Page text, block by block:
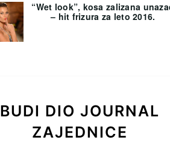
“Wet look”, kosa zalizana
– hit frizura za leto 2016.
BUDI DIO JOURNAL
ZAJEDNICE